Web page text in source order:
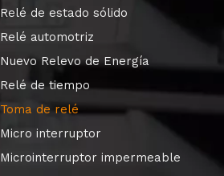
Relé de estado sólido
Relé automotriz
Nuevo Relevo de Energía
Relé de tiempo
Toma de relé
Micro interruptor
Microinterruptor impermeable